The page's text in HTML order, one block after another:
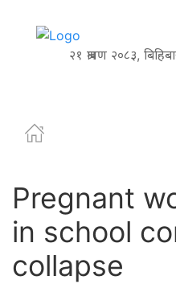
२१ श्रावण २०८३,
Pregnant
in school
collapse